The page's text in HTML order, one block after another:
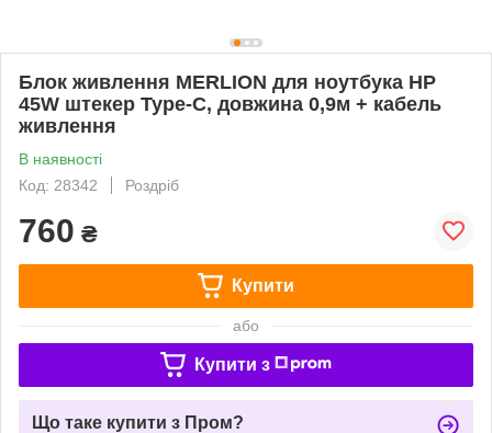
Блок живлення MERLION для ноутбука HP
45W штекер Type-C, довжина 0,9м + кабель
живлення
В наявності
Код: 28342
Роздріб
760 ₴
Купити
або
Купити з
Що таке купити з Пром?